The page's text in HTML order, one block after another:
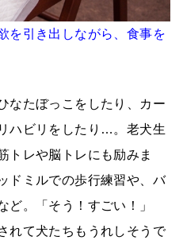
を引き出しながら、食事を
なたぼっこをしたり、カー
ハビリをしたり…。老犬生
トレや脳トレにも励みま
ドミルでの歩行練習や、バ
ど。「そう！すごい！」
れて犬たちもうれしそうで